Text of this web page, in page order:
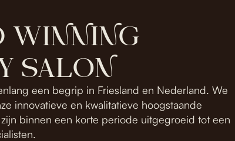
WINNING
SALON
een begrip in Friesland en Nederland. We
innovatieve en kwalitatieve hoogstaande
binnen een korte periode uitgegroeid tot een